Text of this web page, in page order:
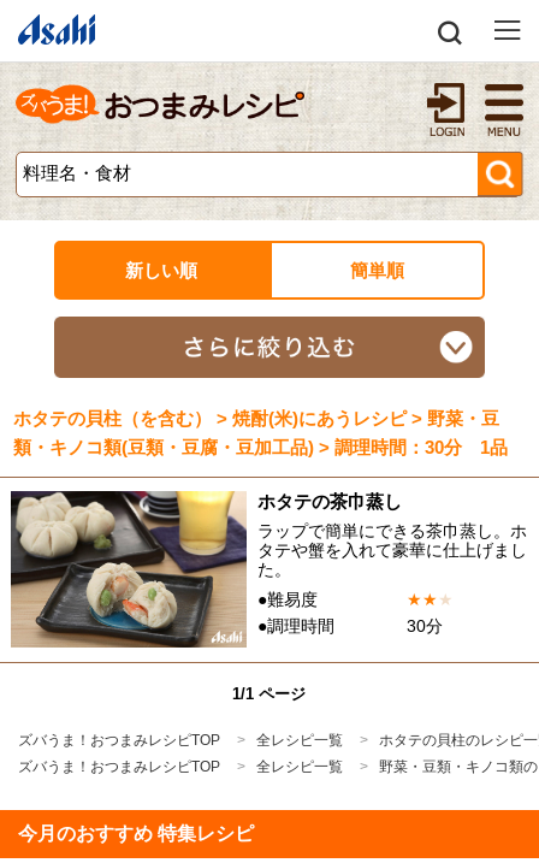
新しい順 簡単順
ホタテの貝柱（を含む） > 焼酎(米)にあうレシピ > 野菜・豆
類・キノコ類(豆類・豆腐・豆加工品) > 調理時間：30分 1品
ホタテの茶巾蒸し
ラップで簡単にできる茶巾蒸し。ホ
タテや蟹を入れて豪華に仕上げまし
た。
●難易度
★★★
●調理時間
30分
1/1 ページ
ズバうま！おつまみレシピTOP 全レシピ一覧
ホタテの貝柱のレシピ
ズバうま！おつまみレシピTOP
全レシピ一覧 野菜・豆類・キノコ類
今月のおすすめ 特集レシピ